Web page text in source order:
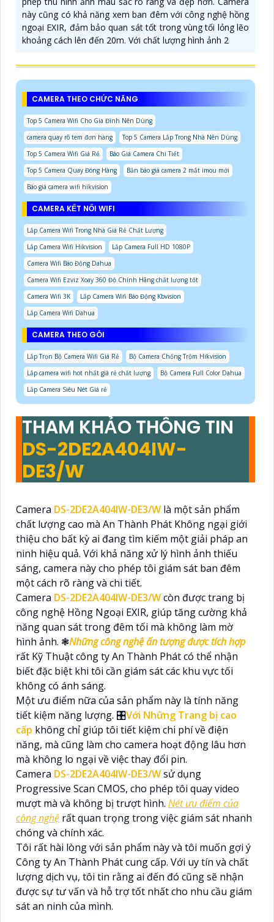
này cũng có khả năng xem ban đêm với công nghệ hồng
ngoại EXIR, đảm bảo quan sát tốt trong vùng tối lỏng lẽo
khoảng cách lên đến 20m. Với chất lượng hình ảnh 2
CAMERA THEO CHỨC NĂNG
Top 5 Camera Wifi Cho Gia Đình Nên Dùng
camera quay rõ tem đơn hàng
Top 5 Camera Lắp Trong Nhà Nên Dùng
Top 5 Camera Wifi Giá Rẻ
Báo Giá Camera Chi Tiết
Top 5 Camera Quay Đóng Hàng
Bản báo giá camera 2 mắt imou mới
Báo giá camera wifi hikvision
CAMERA KẾT NỐI WIFI
Lắp Camera Wifi Trong Nhà Giá Rẻ Chất Lượng
Lắp Camera Wifi Hikvision
Lắp Camera Full HD 1080P
Camera Wifi Báo Động Dahua
Camera Wifi Ezviz Xoay 360 Độ Chính Hãng chất lượng tốt
Camera Wifi 3K
Lắp Camera Wifi Báo Động Kbvision
Lắp Camera Wifi Dahua
CAMERA THEO GÓI
Lắp Trọn Bộ Camera Wifi Giá Rẻ
Bộ Camera Chống Trộm Hikvision
Lắp camera wifi hot nhất giá rẻ chất lượng
Bộ Camera Full Color Dahua
Lắp Camera Siêu Nét Giá rẻ
THAM KHẢO THÔNG TIN
DS-2DE2A404IW-
DE3/W
Camera DS-2DE2A404IW-DE3/W là một sản phẩm
chất lượng cao mà An Thành Phát Không ngại giới
thiệu cho bất kỳ ai đang tìm kiếm một giải pháp an
ninh hiệu quả. Với khả năng xử lý hình ảnh thiếu
sáng, camera này cho phép tôi giám sát ban đêm
một cách rõ ràng và chi tiết.
Camera DS-2DE2A404IW-DE3/Wcòn được trang bị
công nghệ Hồng Ngoại EXIR, giúp tăng cường khả
năng quan sát trong đêm tối mà không làm mờ
hình ảnh. ❃Những công nghệ ấn tượng được tích hợp
rất Kỹ Thuật công ty An Thành Phát có thể nhận
biết đặc biệt khi tôi cần giám sát các khu vực tối
không có ánh sáng.
Một ưu điểm nữa của sản phẩm này là tính năng
tiết kiệm năng lượng. 🎛Với Những Trang bị cao
cấp không chỉ giúp tôi tiết kiệm chi phí về điện
năng, mà cũng làm cho camera hoạt động lâu hơn
mà không lo ngại về việc thay đổi pin.
Camera DS-2DE2A404IW-DE3/Wsử dụng
Progressive Scan CMOS, cho phép tôi quay video
mượt mà và không bị trượt hình. Nét ưu điểm của
công nghệ rất quan trọng trong việc giám sát nhanh
chóng và chính xác.
Tôi rất hài lòng với sản phẩm này và tôi muốn gợi ý
Công ty An Thành Phát cung cấp. Với uy tín và chất
lượng dịch vụ, tôi tin rằng ai đến đó cũng sẽ nhận
được sự tư vấn và hỗ trợ tốt nhất cho nhu cầu giám
sát an ninh của mình.